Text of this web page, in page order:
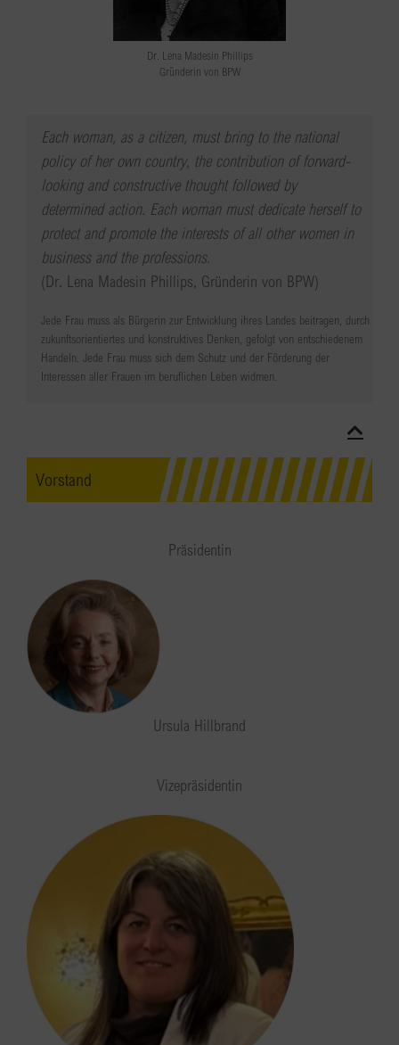
Dr. Lena Madesin Phillips
Gründerin von BPW
Each woman, as a citizen, must bring to the national
policy of her own country, the contribution of forward-
looking and constructive thought followed by
determined action. Each woman must dedicate herself to
protect and promote the interests of all other women in
business and the professions.
(Dr. Lena Madesin Phillips, Gründerin von BPW)
Jede Frau muss als Bürgerin zur Entwicklung ihres Landes beitragen, durch
zukunftsorientiertes und konstruktives Denken, gefolgt von entschiedenem
Handeln. Jede Frau muss sich dem Schutz und der Förderung der
Interessen aller Frauen im beruflichen Leben widmen.
Vorstand
Präsidentin
Ursula Hillbrand
Vizepräsidentin